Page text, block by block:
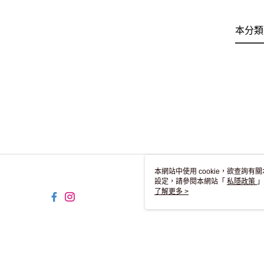
本分
本網站中使用 cookie，欲查詢有
設定，請參閱本網站「 私隱政策
用 cookie。
了解更多 >